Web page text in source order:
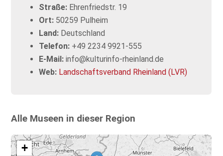
Straße: Ehrenfriedstr. 19
Ort: 50259 Pulheim
Land: Deutschland
Telefon: +49 2234 9921-555
E-Mail: info@kulturinfo-rheinland.de
Web: Landschaftsverband Rheinland (LVR)
Alle Museen in dieser Region
Map
+